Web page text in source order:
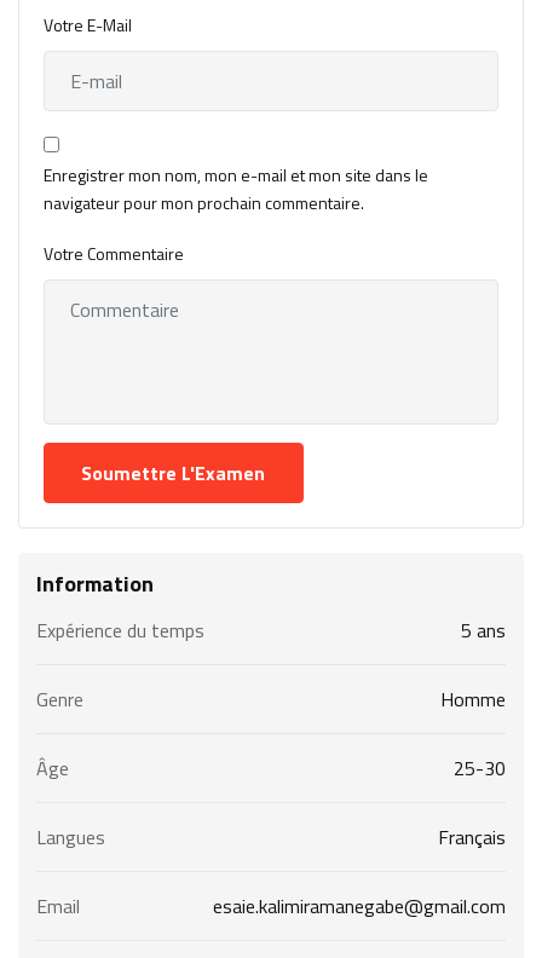
Votre E-Mail
Enregistrer mon nom, mon e-mail et mon site dans le
navigateur pour mon prochain commentaire.
Votre Commentaire
Information
Expérience du temps 5 ans
Genre Homme
Âge 25-30
Langues Français
Email esaie.kalimiramanegabe@gmail.com